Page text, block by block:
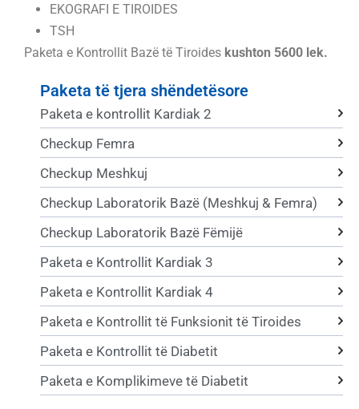
EKOGRAFI E TIROIDES
TSH
Paketa e Kontrollit Bazë të Tiroides kushton 5600 lek.
Paketa të tjera shëndetësore
Paketa e kontrollit Kardiak 2
Checkup Femra
Checkup Meshkuj
Checkup Laboratorik Bazë (Meshkuj & Femra)
Checkup Laboratorik Bazë Fëmijë
Paketa e Kontrollit Kardiak 3
Paketa e Kontrollit Kardiak 4
Paketa e Kontrollit të Funksionit të Tiroides
Paketa e Kontrollit të Diabetit
Paketa e Komplikimeve të Diabetit